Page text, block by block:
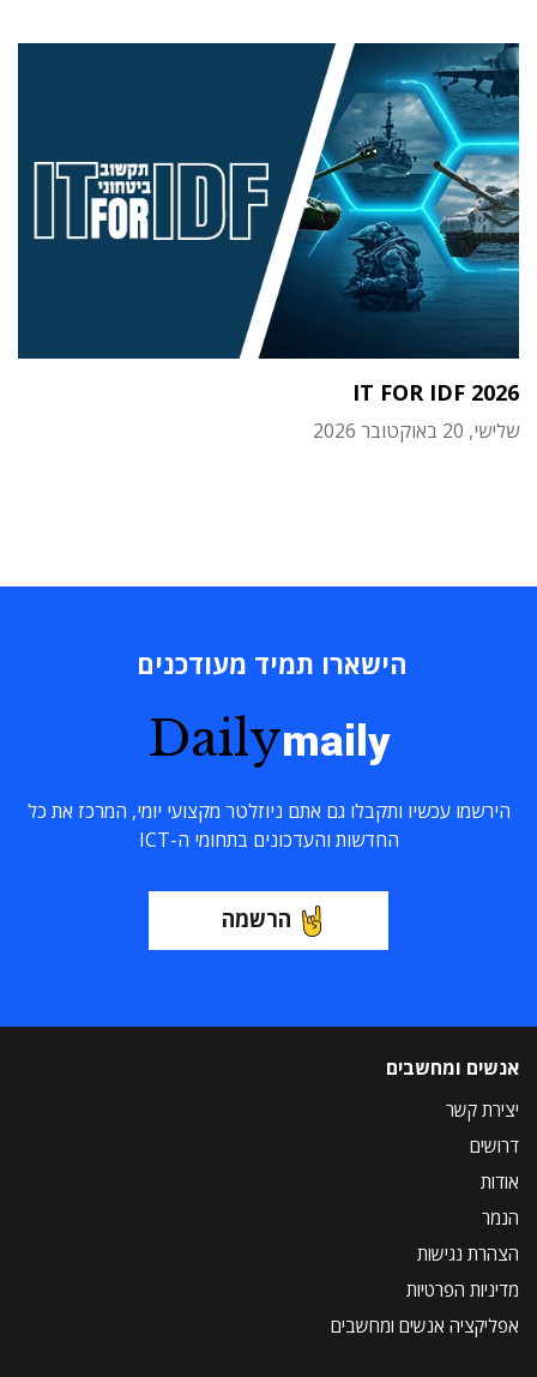
IT FOR IDF 2026
שלישי, 20 באוקטובר 2026
הישארו תמיד מעודכנים
Dailymaily
הירשמו עכשיו ותקבלו גם אתם ניוזלטר מקצועי יומי, המרכז את כל
החדשות והעדכונים בתחומי ה-ICT
הרשמה
אנשים ומחשבים
יצירת קשר
דרושים
אודות
הנמר
הצהרת נגישות
מדיניות הפרטיות
אפליקציה אנשים ומחשבים